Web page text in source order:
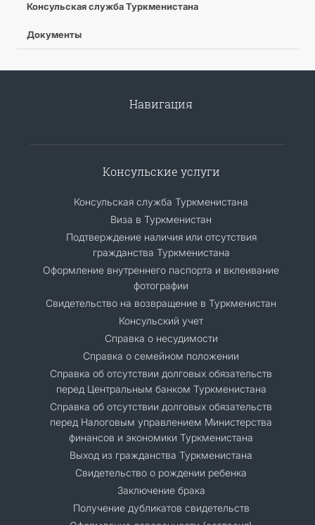
Консульская служба Туркменистана
Документы
Навигация
Консульские услуги
Консульская служба Туркменистана
Виза в Туркменистан
Подтверждение наличия или отсутствия
гражданства Туркменистана
Оформление внутреннего паспорта и вклеивание
фотографии
Свидетельство на возвращение в Туркменистан
Консульский учет
Справка о несудимости
Справка о семейном положении
Cправка об отсутствии долговых обязательств
перед Центральным банком Туркменистана
Справка об отсутствии долговых обязательств
перед Налоговым управлением Министерства
финансов и экономики Туркменистана
Выход из гражданства Туркменистана
Свидетельство о рождении ребенка
Заключение брака
Получение дубликатов свидетельств